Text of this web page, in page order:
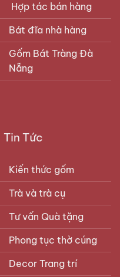
Hợp tác bán hàng
Bát đĩa nhà hàng
Gốm Bát Tràng Đà
Nẵng
Tin Tức
Kiến thức gốm
Trà và trà cụ
Tư vấn Quà tặng
Phong tục thờ cúng
Decor Trang trí